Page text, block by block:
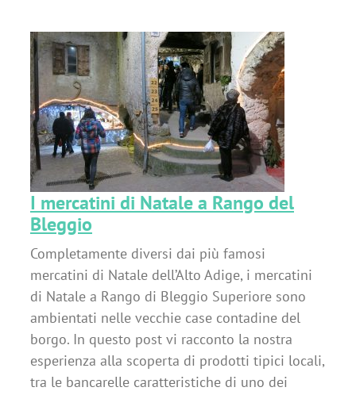
I mercatini di Natale a Rango del
Bleggio
Completamente diversi dai più famosi
mercatini di Natale dell’Alto Adige, i mercatini
di Natale a Rango di Bleggio Superiore sono
ambientati nelle vecchie case contadine del
borgo. In questo post vi racconto la nostra
esperienza alla scoperta di prodotti tipici locali,
tra le bancarelle caratteristiche di uno dei